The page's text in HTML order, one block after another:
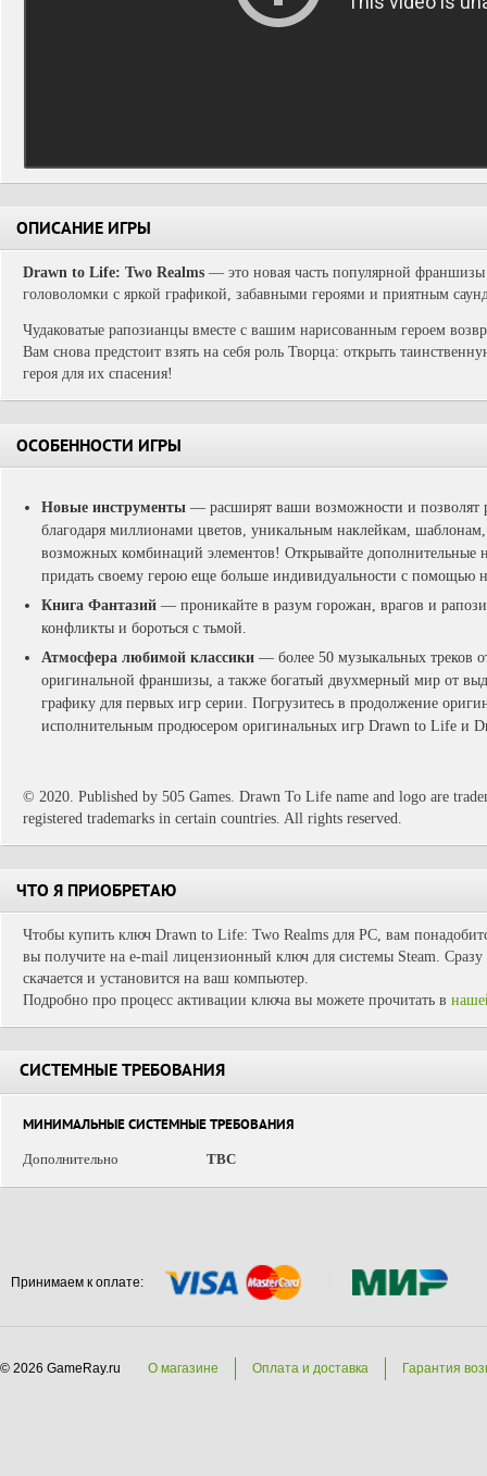
ОПИСАНИЕ ИГРЫ
Drawn to Life: Two Realms — это новая часть популярной
головоломки с яркой графикой, забавными героями и приятным
Чудаковатые рапозианцы вместе с вашим нарисованным героем
Вам снова предстоит взять на себя роль Творца: открыть
героя для их спасения!
ОСОБЕННОСТИ ИГРЫ
Новые инструменты — расширят ваши возможности и позволят
благодаря миллионами цветов, уникальным наклейкам,
возможных комбинаций элементов! Открывайте дополнительные
придать своему герою еще больше индивидуальности с помощью
Книга Фантазий — проникайте в разум горожан, врагов и
конфликты и бороться с тьмой.
Атмосфера любимой классики — более 50 музыкальных треков
оригинальной франшизы, а также богатый двухмерный мир от
графику для первых игр серии. Погрузитесь в продолжение
исполнительным продюсером оригинальных игр Drawn to Life и
© 2020. Published by 505 Games. Drawn To Life name and logo are
registered trademarks in certain countries. All rights reserved.
ЧТО Я ПРИОБРЕТАЮ
Чтобы купить ключ Drawn to Life: Two Realms для PC, вам
вы получите на e-mail лицензионный ключ для системы Steam. Сразу
скачается и установится на ваш компьютер.
Подробно про процесс активации ключа вы можете прочитать в
СИСТЕМНЫЕ ТРЕБОВАНИЯ
МИНИМАЛЬНЫЕ СИСТЕМНЫЕ ТРЕБОВАНИЯ
Дополнительно
TBC
Принимаем к оплате:
© 2026 GameRay.ru О магазине Оплата и доставка Гарантия